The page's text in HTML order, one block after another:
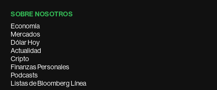
SOBRE NOSOTROS
Economía
Mercados
Dólar Hoy
Actualidad
Cripto
Finanzas Personales
Podcasts
Listas de Bloomberg Línea